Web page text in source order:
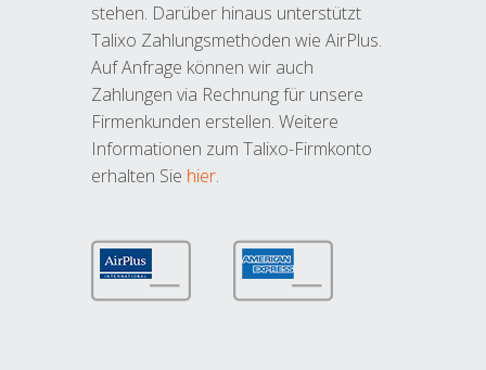
stehen. Darüber hinaus unterstützt
Talixo Zahlungsmethoden wie AirPlus.
Auf Anfrage können wir auch
Zahlungen via Rechnung für unsere
Firmenkunden erstellen. Weitere
Informationen zum Talixo-Firmkonto
erhalten Sie hier.